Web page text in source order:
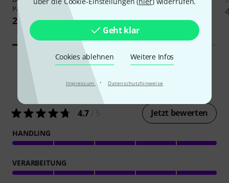
Geht klar
Cookies ablehnen Weitere Infos
Impressum · Datenschutzhinweise
Pads II
21 €
Kundenbewertungen
4.7 Jetzt bewerten
HANDLING
VERARBEITUNG